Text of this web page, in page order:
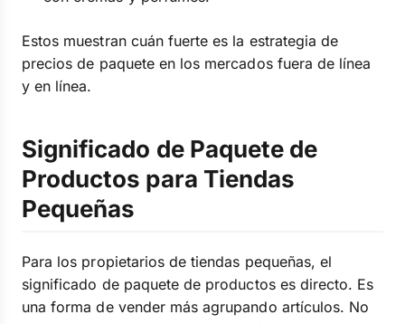
Estos muestran cuán fuerte es la estrategia de
precios de paquete en los mercados fuera de línea
y en línea.
Significado de Paquete de
Productos para Tiendas
Pequeñas
Para los propietarios de tiendas pequeñas, el
significado de paquete de productos es directo. Es
una forma de vender más agrupando artículos. No